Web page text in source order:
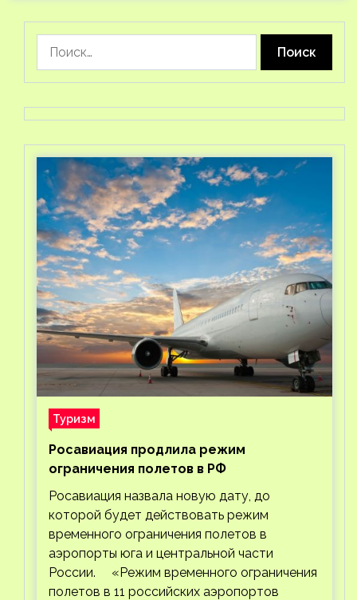
Туризм
Росавиация продлила режим
ограничения полетов в РФ
Росавиация назвала новую дату, до
которой будет действовать режим
временного ограничения полетов в
аэропорты юга и центральной части
России. «Режим временного ограничения
полетов в 11 российских аэропортов